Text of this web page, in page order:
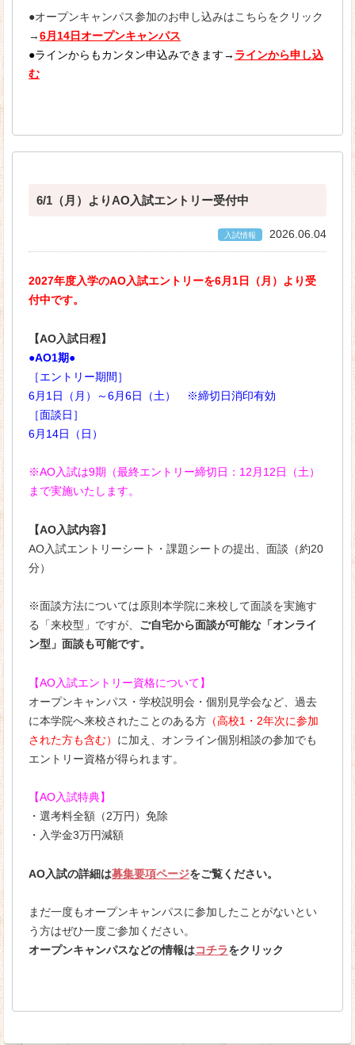
●オープンキャンパス参加のお申し込みはこちらをクリック
→6月14日オープンキャンパス
●ラインからもカンタン申込みできます→ ラインから申し込
む
6/1（月）よりAO入試エントリー受付中
入試情報 2026.06.04
2027年度入学のAO入試エントリーを6月1日（月）より受
付中です。
【AO入試日程】
●AO1期●
［エントリー期間］
6月1日（月）～6月6日（土） ※締切日消印有効
［面談日］
6月14日（日）
※AO入試は9期（最終エントリー締切日：12月12日（土）
まで実施いたします。
【AO入試内容】
AO入試エントリーシート・課題シートの提出、面談（約20
分）
※面談方法については原則本学院に来校して面談を実施す
る「来校型」ですが、 ご自宅から面談が可能な「オンライ
ン型」面談も可能です。
【AO入試エントリー資格について】
オープンキャンパス・学校説明会・個別見学会など、過去
に本学院へ来校されたことのある方 （高校1・2年次に参加
された方も含む） に加え、オンライン個別相談の参加でも
エントリー資格が得られます。
【AO入試特典】
・選考料全額（2万円）免除
・入学金3万円減額
AO入試の詳細は募集要項ページをご覧ください。
まだ一度もオープンキャンパスに参加したことがないとい
う方はぜひ一度ご参加ください。
オープンキャンパスなどの情報はコチラをクリック